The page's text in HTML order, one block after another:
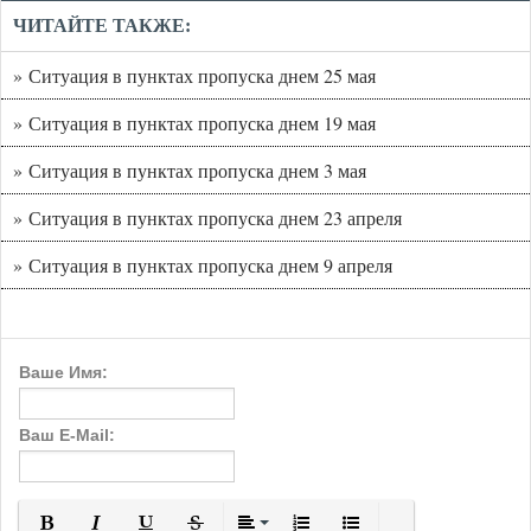
ЧИТАЙТЕ ТАКЖЕ:
» Ситуация в пунктах пропуска днем 25 мая
» Ситуация в пунктах пропуска днем 19 мая
» Ситуация в пунктах пропуска днем 3 мая
» Ситуация в пунктах пропуска днем 23 апреля
» Ситуация в пунктах пропуска днем 9 апреля
Ваше Имя:
Ваш E-Mail: